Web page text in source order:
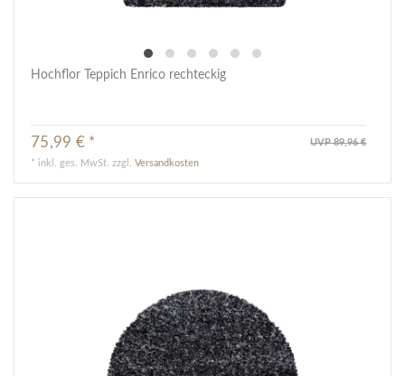
Hochflor Teppich Enrico rechteckig
UVP 89,96 €
75,99 € *
* inkl. ges. MwSt. zzgl.Versandkosten